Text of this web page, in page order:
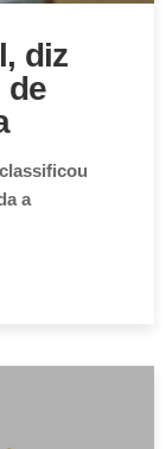
diz
de
a